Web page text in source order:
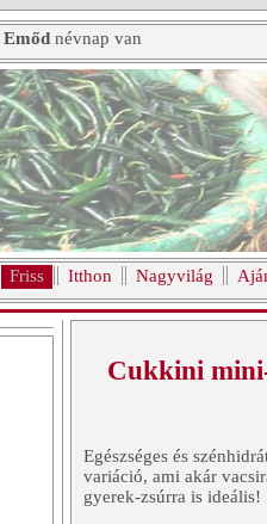
Emőd névnap van
Friss Itthon Nagyvilág
Cukkini
Egészséges és
variáció, ami akár
gyerek-zsúrra is ideális!